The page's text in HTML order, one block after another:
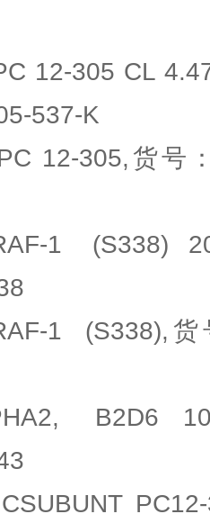
12-305 CL
537-K
12-305,货号
1 (S338)
1 (S338),
B2D6